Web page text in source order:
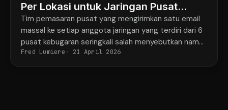
Per Lokasi untuk Jaringan Pusat
Kebugaran dengan 6 Gym
Tim pemasaran pusat yang mengirimkan satu email
massal ke setiap anggota jaringan yang terdiri dari 6
pusat kebugaran seringkali salah menyebutkan nama
pelatih dan alamat pusat kebugaran, sekitar
setengah dari waktu.
Fred Lumiere 21 April 2026